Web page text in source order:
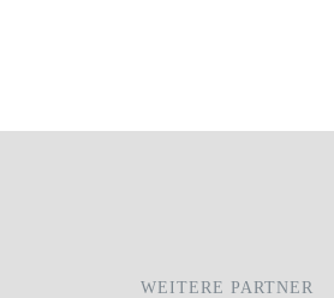
WEITERE PARTNER